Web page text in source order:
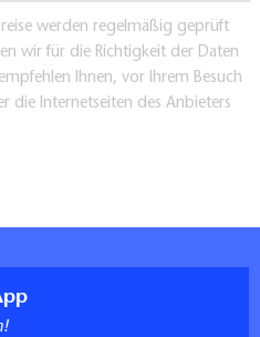
werden regelmäßig geprüft
wir für die Richtigkeit der Daten
Ihnen, vor Ihrem Besuch
die Internetseiten des Anbieters